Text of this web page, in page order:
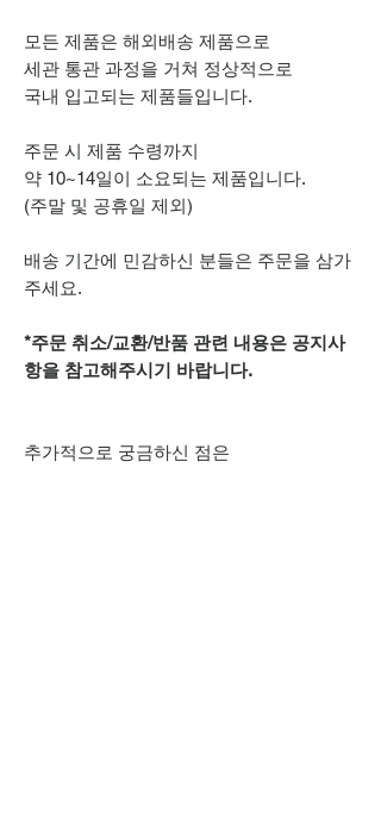
모든 제품은 해외배송 제품으로
세관 통관 과정을 거쳐 정상적으로
국내 입고되는 제품들입니다.
주문 시 제품 수령까지
약 10~14일이 소요되는 제품입니다.
(주말 및 공휴일 제외)
배송 기간에 민감하신 분들은 주문을 삼가
주세요.
*주문 취소/교환/반품 관련 내용은 공지사
항을 참고해주시기 바랍니다.
추가적으로 궁금하신 점은